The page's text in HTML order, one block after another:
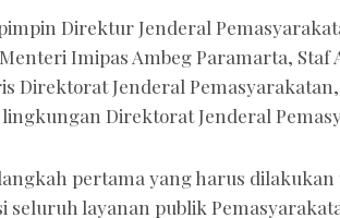
Direktur Jenderal
Imipas Ambeg Paramarta, Staf
Direktorat Jenderal
Direktorat Jenderal
pertama yang harus
seluruh layanan publik